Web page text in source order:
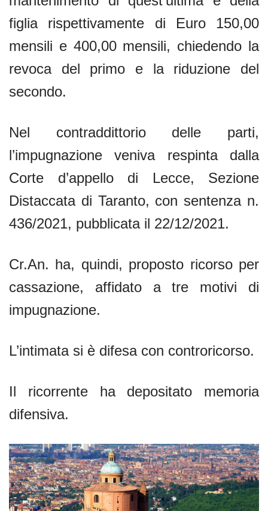
figlia rispettivamente di Euro 150,00
mensili e 400,00 mensili, chiedendo la
revoca del primo e la riduzione del
secondo.
Nel contraddittorio delle parti,
l’impugnazione veniva respinta dalla
Corte d’appello di Lecce, Sezione
Distaccata di Taranto, con sentenza n.
436/2021, pubblicata il 22/12/2021.
Cr.An. ha, quindi, proposto ricorso per
cassazione, affidato a tre motivi di
impugnazione.
L’intimata si è difesa con controricorso.
Il ricorrente ha depositato memoria
difensiva.